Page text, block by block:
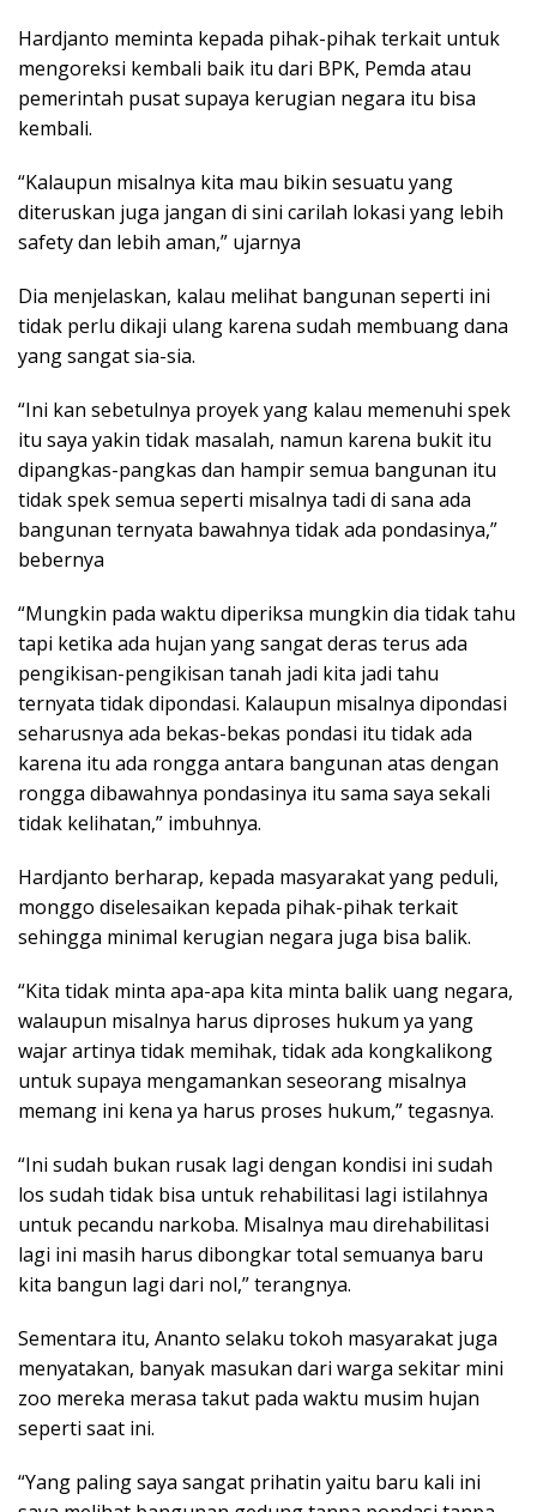
Hardjanto meminta kepada pihak-pihak terkait untuk
mengoreksi kembali baik itu dari BPK, Pemda atau
pemerintah pusat supaya kerugian negara itu bisa
kembali.
“Kalaupun misalnya kita mau bikin sesuatu yang
diteruskan juga jangan di sini carilah lokasi yang lebih
safety dan lebih aman,” ujarnya
Dia menjelaskan, kalau melihat bangunan seperti ini
tidak perlu dikaji ulang karena sudah membuang dana
yang sangat sia-sia.
“Ini kan sebetulnya proyek yang kalau memenuhi spek
itu saya yakin tidak masalah, namun karena bukit itu
dipangkas-pangkas dan hampir semua bangunan itu
tidak spek semua seperti misalnya tadi di sana ada
bangunan ternyata bawahnya tidak ada pondasinya,”
bebernya
“Mungkin pada waktu diperiksa mungkin dia tidak tahu
tapi ketika ada hujan yang sangat deras terus ada
pengikisan-pengikisan tanah jadi kita jadi tahu
ternyata tidak dipondasi. Kalaupun misalnya dipondasi
seharusnya ada bekas-bekas pondasi itu tidak ada
karena itu ada rongga antara bangunan atas dengan
rongga dibawahnya pondasinya itu sama saya sekali
tidak kelihatan,” imbuhnya.
Hardjanto berharap, kepada masyarakat yang peduli,
monggo diselesaikan kepada pihak-pihak terkait
sehingga minimal kerugian negara juga bisa balik.
“Kita tidak minta apa-apa kita minta balik uang negara,
walaupun misalnya harus diproses hukum ya yang
wajar artinya tidak memihak, tidak ada kongkalikong
untuk supaya mengamankan seseorang misalnya
memang ini kena ya harus proses hukum,” tegasnya.
“Ini sudah bukan rusak lagi dengan kondisi ini sudah
los sudah tidak bisa untuk rehabilitasi lagi istilahnya
untuk pecandu narkoba. Misalnya mau direhabilitasi
lagi ini masih harus dibongkar total semuanya baru
kita bangun lagi dari nol,” terangnya.
Sementara itu, Ananto selaku tokoh masyarakat juga
menyatakan, banyak masukan dari warga sekitar mini
zoo mereka merasa takut pada waktu musim hujan
seperti saat ini.
“Yang paling saya sangat prihatin yaitu baru kali ini